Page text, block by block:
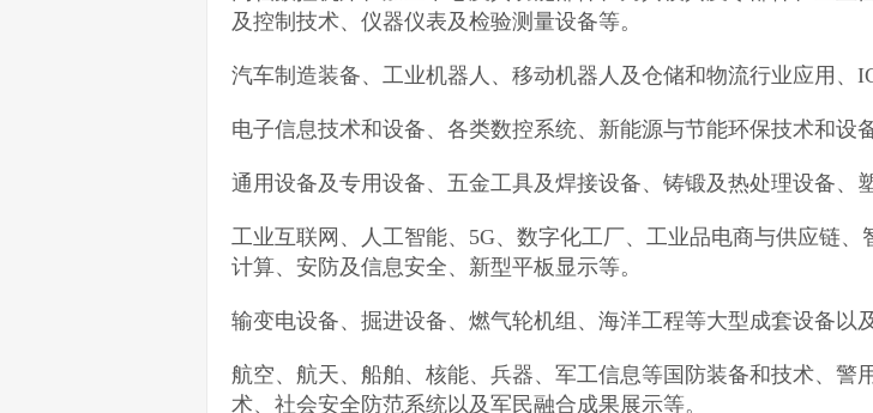
及控制技术、仪器仪表及检验测量设备等。
汽车制造装备、工业机器人、移动机器人及仓储和物流行业应用、
电子信息技术和设备、各类数控系统、新能源与节能环保技术和设
通用设备及专用设备、五金工具及焊接设备、铸锻及热处理设备、
工业互联网、人工智能、5G、数字化工厂、工业品电商与供应链
计算、安防及信息安全、新型平板显示等。
输变电设备、掘进设备、燃气轮机组、海洋工程等大型成套设备以
航空、航天、船舶、核能、兵器、军工信息等国防装备和技术、警
术、社会安全防范系统以及军民融合成果展示等。